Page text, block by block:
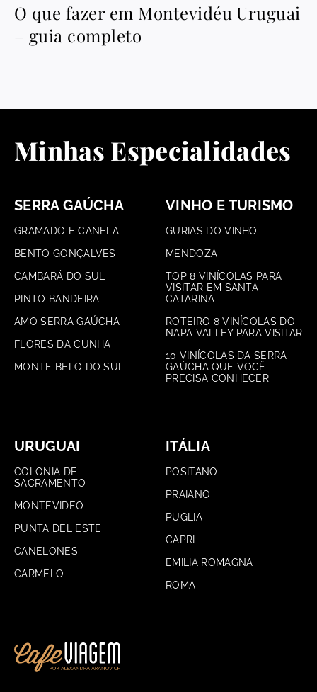
O que fazer em Montevidéu Uruguai
– guia completo
Minhas Especialidades
SERRA GAÚCHA
GRAMADO E CANELA
BENTO GONÇALVES
CAMBARÁ DO SUL
PINTO BANDEIRA
AMO SERRA GAÚCHA
FLORES DA CUNHA
MONTE BELO DO SUL
VINHO E TURISMO
GURIAS DO VINHO
MENDOZA
TOP 8 VINÍCOLAS PARA
VISITAR EM SANTA
CATARINA
ROTEIRO 8 VINÍCOLAS DO
NAPA VALLEY PARA VISITAR
10 VINÍCOLAS DA SERRA
GAÚCHA QUE VOCÊ
PRECISA CONHECER
URUGUAI
COLONIA DE
SACRAMENTO
MONTEVIDEO
PUNTA DEL ESTE
CANELONES
CARMELO
ITÁLIA
POSITANO
PRAIANO
PUGLIA
CAPRI
EMILIA ROMAGNA
ROMA